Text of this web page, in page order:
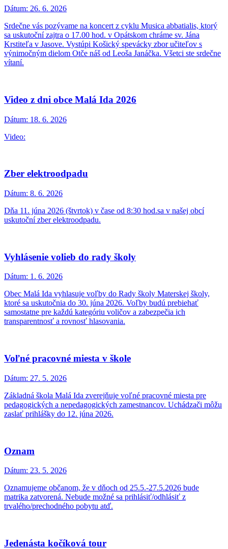
Dátum: 26. 6. 2026
Srdečne vás pozývame na koncert z cyklu Musica abbatialis, ktorý
sa uskutoční zajtra o 17.00 hod. v Opátskom chráme sv. Jána
Krstiteľa v Jasove. Vystúpi Košický spevácky zbor učiteľov s
výnimočným dielom Otče náš od Leoša Janáčka. Všetci ste srdečne
vítaní.
Video z dni obce Malá Ida 2026
Dátum: 18. 6. 2026
Video:
Zber elektroodpadu
Dátum: 8. 6. 2026
Dňa 11. júna 2026 (štvrtok) v čase od 8:30 hod.sa v našej obcí
uskutoční zber elektroodpadu.
Vyhlásenie volieb do rady školy
Dátum: 1. 6. 2026
Obec Malá Ida vyhlasuje voľby do Rady školy Materskej školy,
ktoré sa uskutočnia do 30. júna 2026. Voľby budú prebiehať
samostatne pre každú kategóriu voličov a zabezpečia ich
transparentnosť a rovnosť hlasovania.
Voľné pracovné miesta v škole
Dátum: 27. 5. 2026
Základná škola Malá Ida zverejňuje voľné pracovné miesta pre
pedagogických a nepedagogických zamestnancov. Uchádzači môžu
zaslať prihlášky do 12. júna 2026.
Oznam
Dátum: 23. 5. 2026
Oznamujeme občanom, že v dňoch od 25.5.-27.5.2026 bude
matrika zatvorená. Nebude možné sa prihlásiť/odhlásiť z
trvalého/prechodného pobytu atď.
Jedenásta kočíková tour